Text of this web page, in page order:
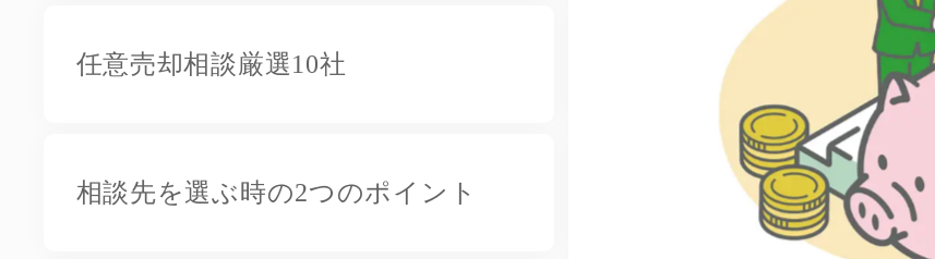
任意売却相談厳選10社
相談先を選ぶ時の2つのポイント